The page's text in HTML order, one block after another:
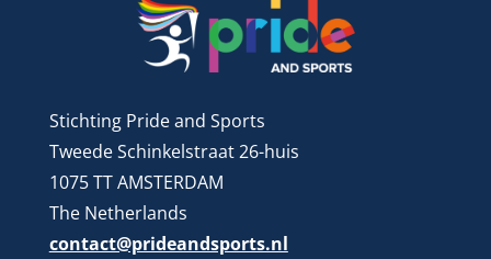
Stichting Pride and Sports
Tweede Schinkelstraat 26-huis
1075 TT AMSTERDAM
The Netherlands
contact@prideandsports.nl